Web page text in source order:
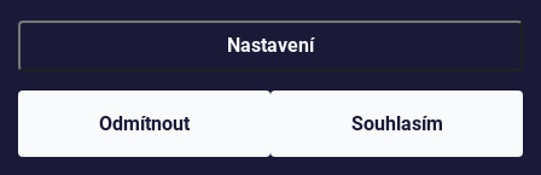
Nastavení
Odmítnout Souhlasím
Vytvořil Shoptet
Bavlnie. Všechna práva vyhrazena.
Odstoupit od smlouvy